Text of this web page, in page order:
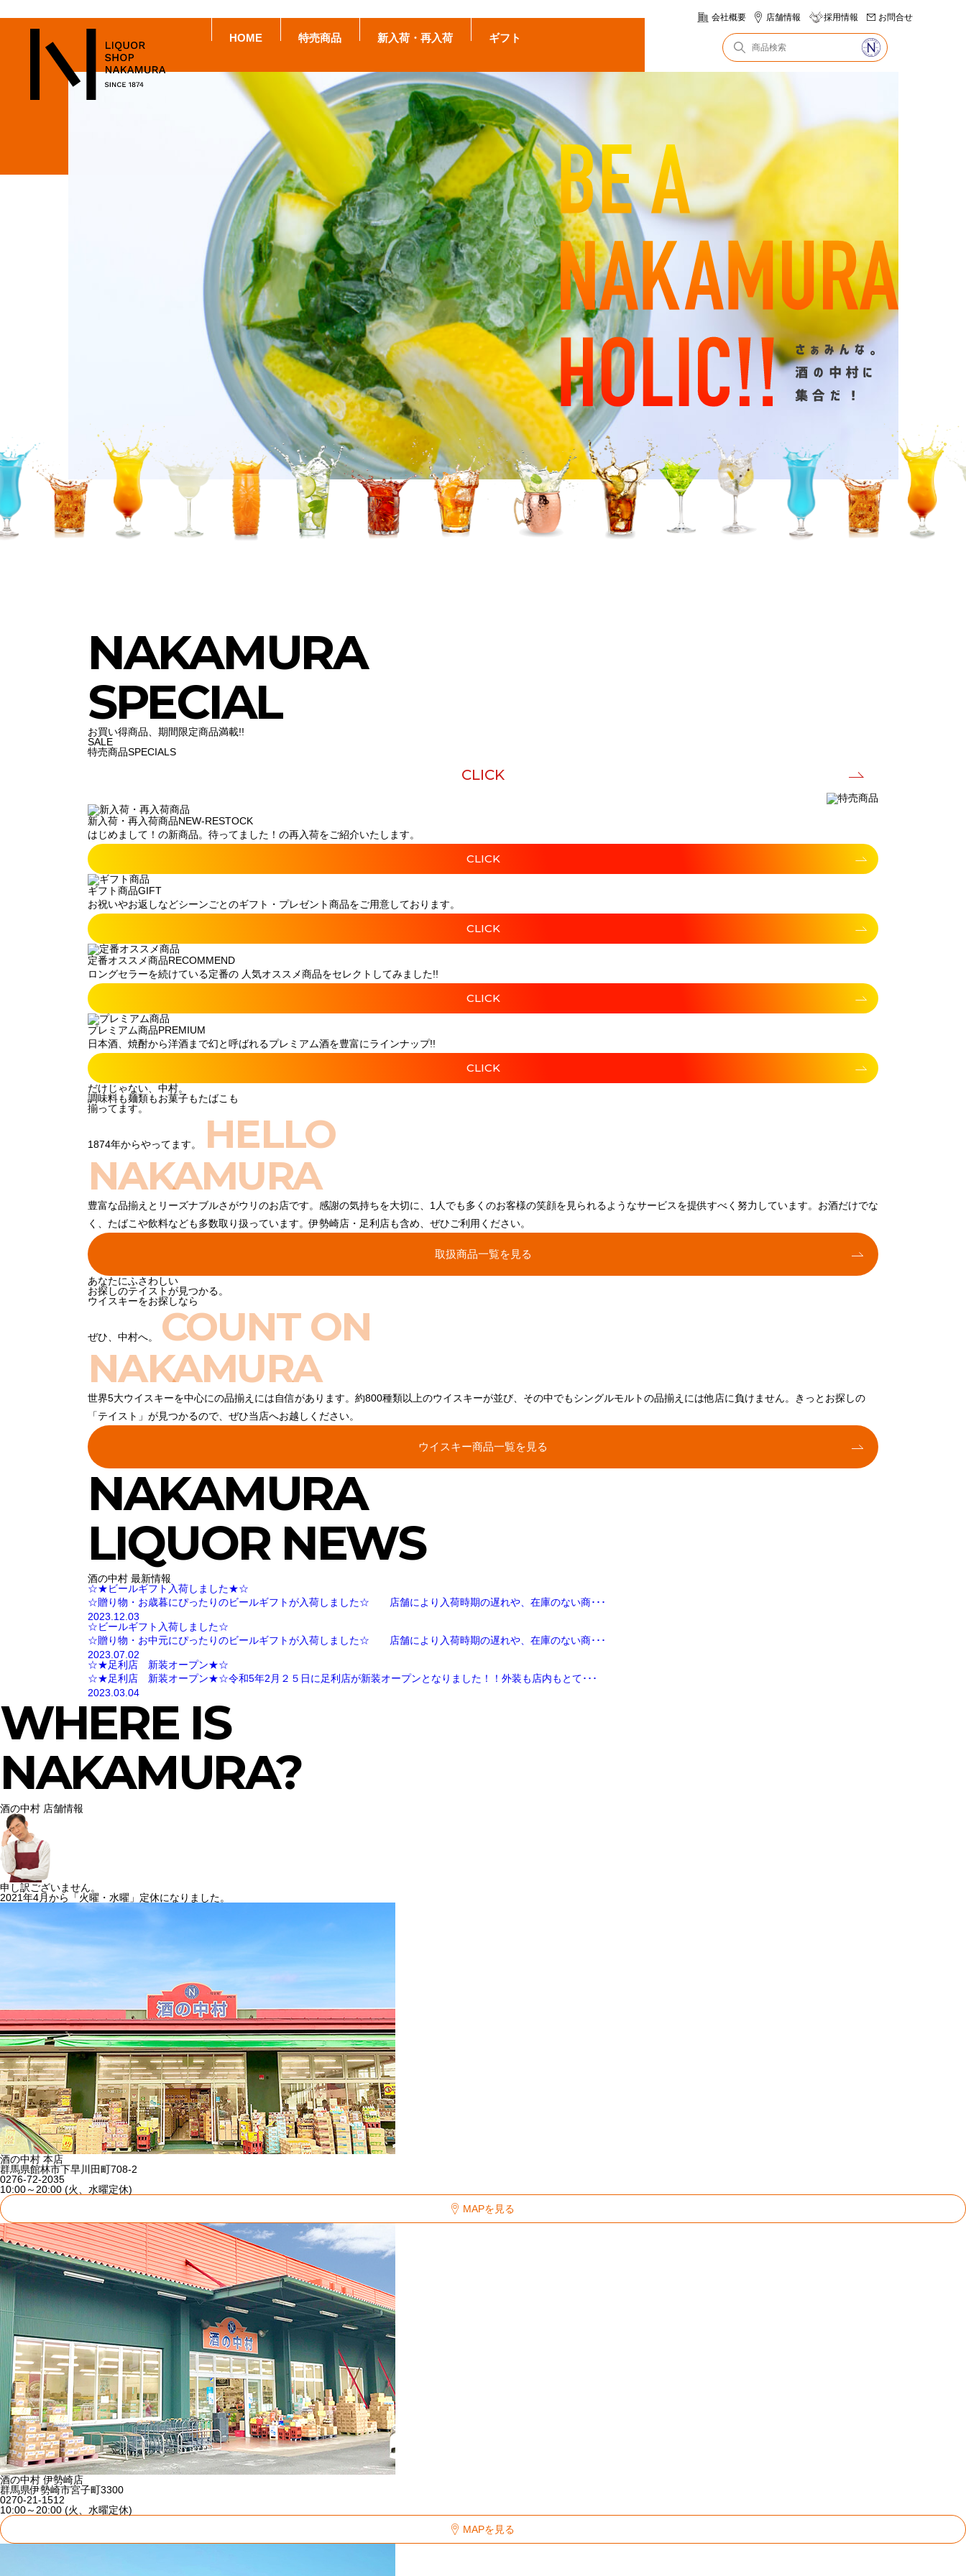
HOME 特売商品 新入荷・再入荷 ギフト
会社概要 店舗情報 採用情報 お問合せ
NAKAMURA
SPECIAL
お買い得商品、期間限定商品満載!!
SALE
特売商品SPECIALS
CLICK
新入荷・再入荷商品NEW-RESTOCK
はじめまして！の新商品。待ってました！の再入荷をご紹介いたします。
CLICK
ギフト商品GIFT
お祝いやお返しなどシーンごとのギフト・プレゼント商品をご用意しております。
CLICK
定番オススメ商品RECOMMEND
ロングセラーを続けている定番の 人気オススメ商品をセレクトしてみました!!
CLICK
プレミアム商品PREMIUM
日本酒、焼酎から洋酒まで幻と呼ばれるプレミアム酒を豊富にラインナップ!!
CLICK
だけじゃない、中村。
調味料も麺類もお菓子もたばこも
揃ってます。
1874年からやってます。
HELLO
NAKAMURA
豊富な品揃えとリーズナブルさがウリのお店です。感謝の気持ちを大切に、1人でも多くのお客様の笑顔を見られるようなサービスを提供すべく努力しています。お酒だけでな
く、たばこや飲料なども多数取り扱っています。伊勢崎店・足利店も含め、ぜひご利用ください。
取扱商品一覧を見る
あなたにふさわしい
お探しのテイストが見つかる。
ウイスキーをお探しなら
ぜひ、中村へ。
COUNT ON
NAKAMURA
世界5大ウイスキーを中心にの品揃えには自信があります。約800種類以上のウイスキーが並び、その中でもシングルモルトの品揃えには他店に負けません。きっとお探しの
「テイスト」が見つかるので、ぜひ当店へお越しください。
ウイスキー商品一覧を見る
NAKAMURA
LIQUOR NEWS
酒の中村 最新情報
☆★ビールギフト入荷しました★☆
☆贈り物・お歳暮にぴったりのビールギフトが入荷しました☆ 店舗により入荷時期の遅れや、在庫のない商･･･
2023.12.03
☆ビールギフト入荷しました☆
☆贈り物・お中元にぴったりのビールギフトが入荷しました☆ 店舗により入荷時期の遅れや、在庫のない商･･･
2023.07.02
☆★足利店 新装オープン★☆
☆★足利店 新装オープン★☆令和5年2月２５日に足利店が新装オープンとなりました！！外装も店内もとて･･･
2023.03.04
WHERE IS
NAKAMURA?
酒の中村 店舗情報
申し訳ございません。
2021年4月から「火曜・水曜」定休になりました。
酒の中村 本店
群馬県館林市下早川田町708-2
0276-72-2035
10:00～20:00 (火、水曜定休)
MAPを見る
酒の中村 伊勢崎店
群馬県伊勢崎市宮子町3300
0270-21-1512
10:00～20:00 (火、水曜定休)
MAPを見る